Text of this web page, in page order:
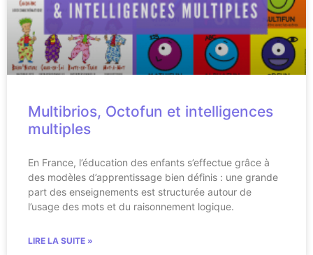
Multibrios, Octofun et intelligences
multiples
En France, l’éducation des enfants s’effectue grâce à
des modèles d’apprentissage bien définis : une grande
part des enseignements est structurée autour de
l’usage des mots et du raisonnement logique.
LIRE LA SUITE »